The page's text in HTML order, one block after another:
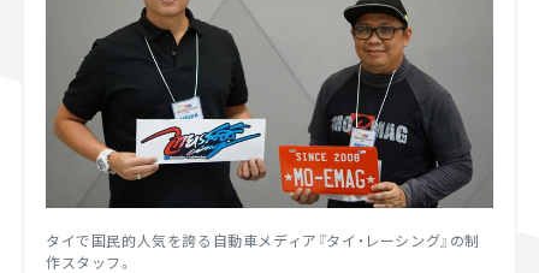
タイで国民的人気を誇る自動車メディア『タイ・レーシング』の制
作スタッフ。